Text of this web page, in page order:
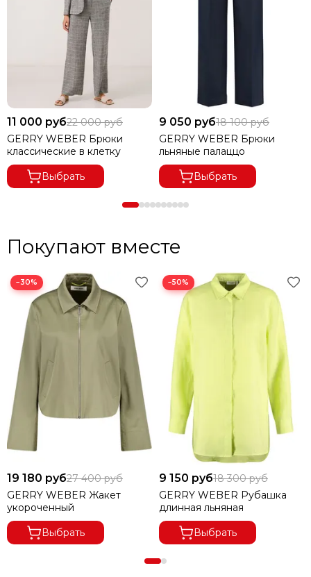
1. СКИДКА 10% ПРИ ПЕРВОЙ ПОКУПКЕ
2. СКИДКА 20% НА ДЕНЬ РОЖДЕНИЯ
3. ОПЛАТА БОНУСАМИ ДО 30%
4. ПРОДАДИМ ПО ЦЕНЕ КОНКУРЕНТА
В ГОРОДА ДАЛЬНЕВОСТОЧНОГО РЕГИОНА ДОСТАВКА
ОСУЩЕСТВЛЯЕТСЯ ПО ПРЕДОПЛАТЕ.
ПРИ ВЫКУПЕ ЗАКАЗА ОТ 8000 РУБЛЕЙ ДОСТАВКА
11 000 руб22 000 руб
GERRY WEBER Брюки
классические в клетку
Выбрать
9 050 руб18 100 руб
GERRY WEBER Брюки
льняные палаццо
Выбрать
Покупают вместе
−30%
19 180 руб27 400 руб
GERRY WEBER Жакет
укороченный
Выбрать
−50%
9 150 руб18 300 руб
GERRY WEBER Рубашка
длинная льняная
Выбрать